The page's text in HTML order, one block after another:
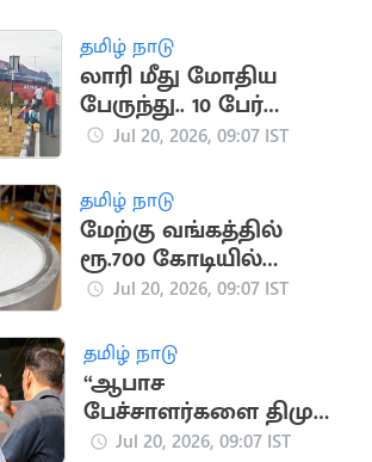
தமிழ் நாடு
லாரி மீது மோதிய
பேருந்து.. 10 பேர்
படுகாயம்
Jul 20, 2026, 09:07 IST
தமிழ் நாடு
மேற்கு வங்கத்தில்
ரூ.700 கோடியில்
அமைய இருக்கும்
Jul 20, 2026, 09:07 IST
தமிழ் நாடு
“ஆபாச
பேச்சாளர்களை திமுக
வளர்த்து வருகிறது”..
Jul 20, 2026, 09:07 IST